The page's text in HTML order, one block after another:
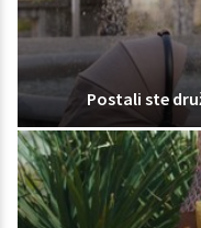
Postali ste